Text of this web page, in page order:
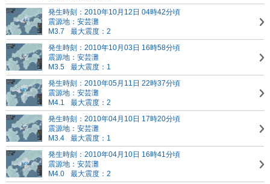
発生時刻：2010年10月12日 04時42分頃
震源地：安芸灘
M3.7
最大震度：2
発生時刻：2010年10月03日 16時58分頃
震源地：安芸灘
M3.5
最大震度：1
発生時刻：2010年05月11日 22時37分頃
震源地：安芸灘
M4.1
最大震度：2
発生時刻：2010年04月10日 17時20分頃
震源地：安芸灘
M3.4
最大震度：1
発生時刻：2010年04月10日 16時41分頃
震源地：安芸灘
M4.0
最大震度：2